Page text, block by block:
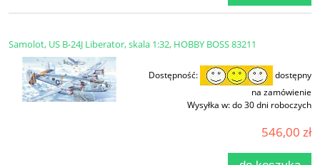
Samolot, US B-24J Liberator, skala 1:32, HOBBY BOSS 83211
Dostępność:
dostępny
na zamówienie
Wysyłka w:do 30 dni roboczych
546,00 zł